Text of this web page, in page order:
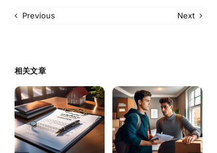
Previous Next
相关文章